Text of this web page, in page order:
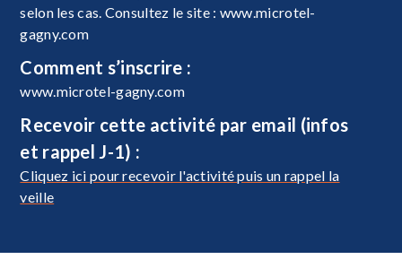
selon les cas. Consultez le site : www.microtel-
gagny.com
Comment s’inscrire :
www.microtel-gagny.com
Recevoir cette activité par email (infos
et rappel J-1) :
Cliquez ici pour recevoir l'activité puis un rappel la
veille